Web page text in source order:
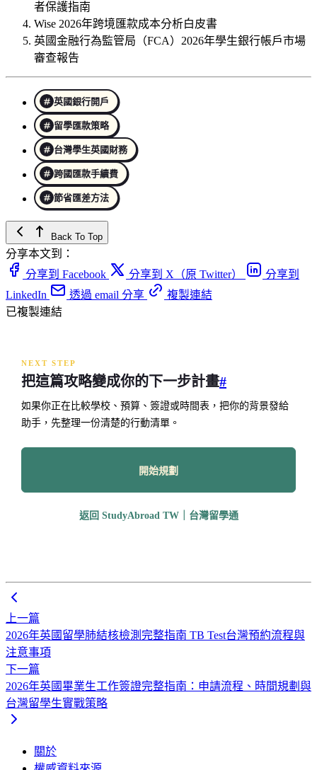
者保護指南
Wise 2026年跨境匯款成本分析白皮書
英國金融行為監管局（FCA）2026年學生銀行帳戶市場
審查報告
英國銀行開戶
留學匯款策略
台灣學生英國財務
跨國匯款手續費
節省匯差方法
Back To Top
分享本文到：
分享到 Facebook
分享到 X（原 Twitter）
分享到
LinkedIn
透過 email 分享
複製連結
已複製連結
NEXT STEP
把這篇攻略變成你的下一步計畫#
如果你正在比較學校、預算、簽證或時間表，把你的背景發給
助手，先整理一份清楚的行動清單。
開始規劃
返回 StudyAbroad TW｜台灣留學通
上一篇
2026年英國留學肺結核檢測完整指南 TB Test台灣預約流程與
注意事項
下一篇
2026年英國畢業生工作簽證完整指南：申請流程、時間規劃與
台灣留學生實戰策略
關於